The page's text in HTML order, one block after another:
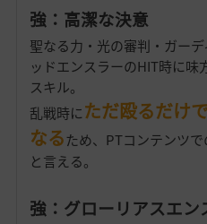
強：高潔な決意
聖なる力・光の審判・ガー
ッドエンスラーのHIT時に
スキル。
乱戦時にただ殴るだけ
なるため、PTコンテンツ
と言える。
強：グローリアスエン